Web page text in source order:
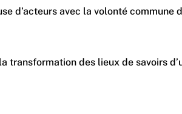
la
des lieux de savoirs